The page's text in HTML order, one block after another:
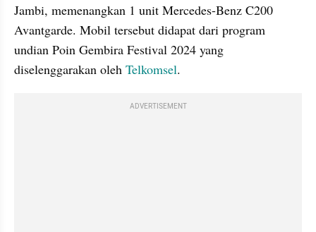
Jambi, memenangkan 1 unit Mercedes-Benz C200
Avantgarde. Mobil tersebut didapat dari program
undian Poin Gembira Festival 2024 yang
diselenggarakan oleh Telkomsel.
ADVERTISEMENT